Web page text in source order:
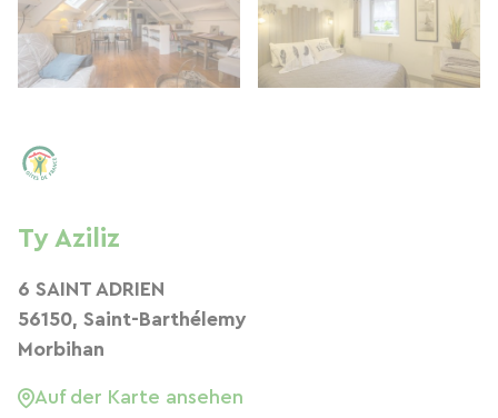
Ty Aziliz
6 SAINT ADRIEN
56150, Saint-Barthélemy
Morbihan
Auf der Karte ansehen